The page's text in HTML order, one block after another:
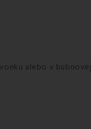
alebo v